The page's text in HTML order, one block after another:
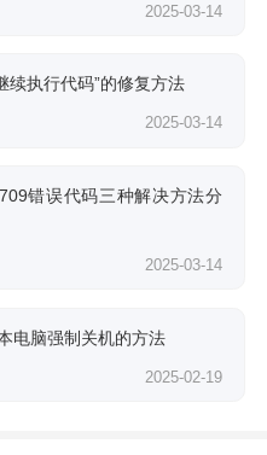
2025-03-14
续执行代码”的修复方法
2025-03-14
错误代码三种解决方法分
2025-03-14
电脑强制关机的方法
2025-02-19